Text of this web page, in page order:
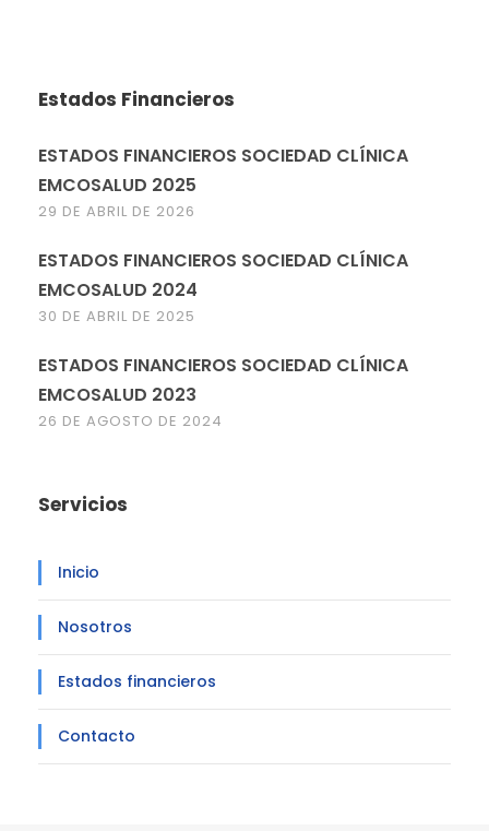
Estados Financieros
ESTADOS FINANCIEROS SOCIEDAD CLÍNICA
EMCOSALUD 2025
29 DE ABRIL DE 2026
ESTADOS FINANCIEROS SOCIEDAD CLÍNICA
EMCOSALUD 2024
30 DE ABRIL DE 2025
ESTADOS FINANCIEROS SOCIEDAD CLÍNICA
EMCOSALUD 2023
26 DE AGOSTO DE 2024
Servicios
Inicio
Nosotros
Estados financieros
Contacto